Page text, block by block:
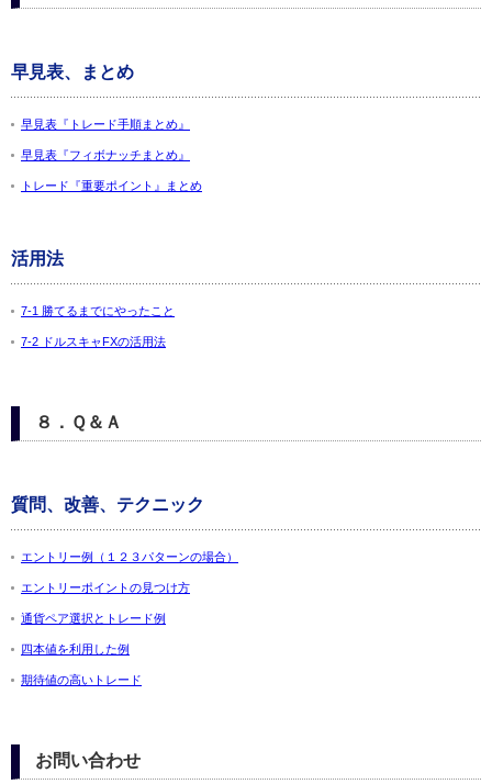
早見表、まとめ
早見表『トレード手順まとめ』
早見表『フィボナッチまとめ』
トレード『重要ポイント』まとめ
活用法
7-1 勝てるまでにやったこと
7-2 ドルスキャFXの活用法
８．Ｑ＆Ａ
質問、改善、テクニック
エントリー例（１２３パターンの場合）
エントリーポイントの見つけ方
通貨ペア選択とトレード例
四本値を利用した例
期待値の高いトレード
お問い合わせ